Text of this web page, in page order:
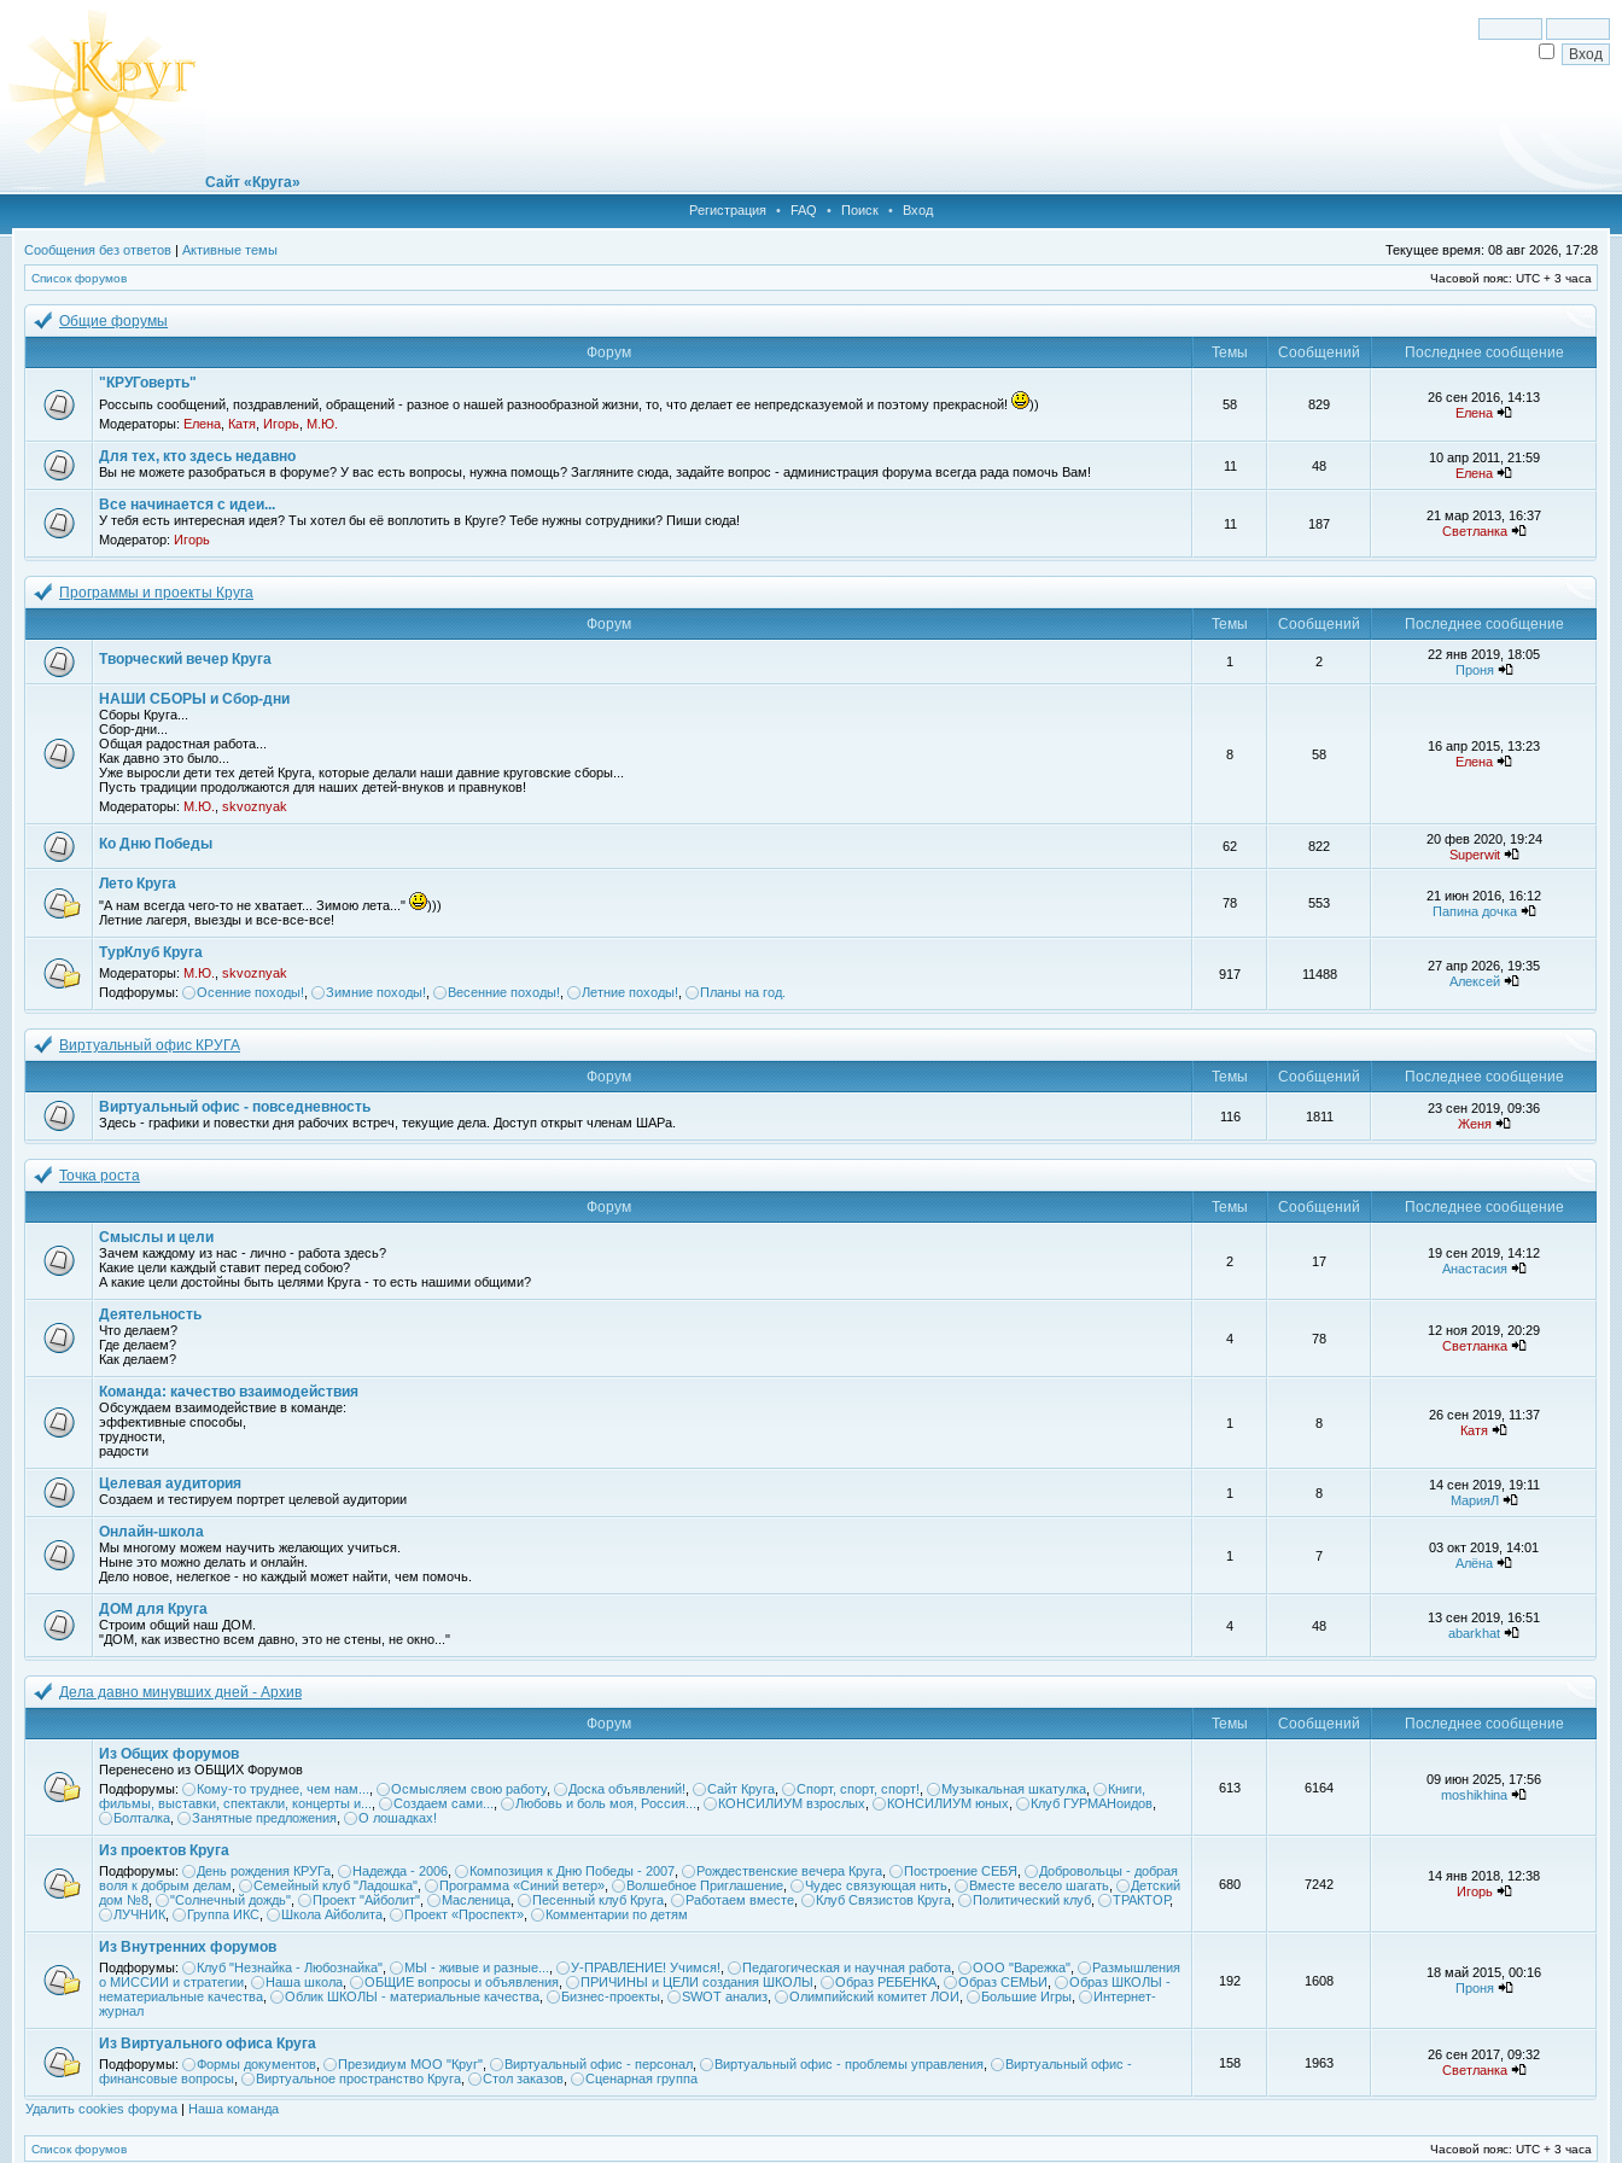
Сайт «Круга»
Регистрация • FAQ • Поиск • Вход
Сообщения без ответов | Активные темы Текущее время: 08 авг 2026, 17:28
Список форумов Часовой пояс: UTC + 3 часа
Общие форумы
Форум
Темы Сообщений
Последнее сообщение
"КРУГоверть"
Россыпь сообщений, поздравлений, обращений - разное о нашей разнообразной жизни, то, что делает ее непредсказуемой и поэтому прекрасной!
))
Модераторы: Елена Катя Игорь М.Ю.
58 829
26 сен 2016, 14:13
Елена
Для тех, кто здесь недавно
Вы не можете разобраться в форуме? У вас есть вопросы, нужна помощь? Загляните сюда, задайте вопрос - администрация форума всегда рада помочь Вам! 11 48
10 апр 2011, 21:59
Елена
Все начинается с идеи...
У тебя есть интересная идея? Ты хотел бы её воплотить в Круге? Тебе нужны сотрудники? Пиши сюда!
Модератор: Игорь
11 187
21 мар 2013, 16:37
Светланка
Программы и проекты Круга
Форум
Темы Сообщений Последнее сообщение
Творческий вечер Круга 1 2
22 янв 2019, 18:05
Проня
НАШИ СБОРЫ и Сбор-дни
Сборы Круга...
Сбор-дни...
Общая радостная работа...
Как давно это было...
Уже выросли дети тех детей Круга, которые делали наши давние круговские сборы...
Пусть традиции продолжаются для наших детей-внуков и правнуков!
Модераторы: М.Ю. skvoznyak
8 58
16 апр 2015, 13:23
Елена
Ко Дню Победы 62 822
20 фев 2020, 19:24
Superwit
Лето Круга
"А нам всегда чего-то не хватает... Зимою лета..."
)))
Летние лагеря, выезды и все-все-все!
78 553
21 июн 2016, 16:12
Папина дочка
ТурКлуб Круга
Модераторы: М.Ю.
skvoznyak
Подфорумы:
Осенние походы! Зимние походы! Весенние походы! Летние походы! Планы на год.
917 11488
27 апр 2026, 19:35
Алексей
Виртуальный офис КРУГА
Форум
Темы Сообщений
Последнее сообщение
Виртуальный офис - повседневность
Здесь - графики и повестки дня рабочих встреч, текущие дела. Доступ открыт членам ШАРа. 116 1811
23 сен 2019, 09:36
Женя
Точка роста
Форум
Темы Сообщений
Последнее сообщение
Смыслы и цели
Зачем каждому из нас - лично - работа здесь?
Какие цели каждый ставит перед собою?
А какие цели достойны быть целями Круга - то есть нашими общими?
2 17
19 сен 2019, 14:12
Анастасия
Деятельность
Что делаем?
Где делаем?
Как делаем?
4 78
12 ноя 2019, 20:29
Светланка
Команда: качество взаимодействия
Обсуждаем взаимодействие в команде:
эффективные способы,
трудности,
радости
1 8
26 сен 2019, 11:37
Катя
Целевая аудитория
Создаем и тестируем портрет целевой аудитории 1 8
14 сен 2019, 19:11
МарияЛ
Онлайн-школа
Мы многому можем научить желающих учиться.
Ныне это можно делать и онлайн.
Дело новое, нелегкое - но каждый может найти, чем помочь.
1 7
03 окт 2019, 14:01
Алёна
ДОМ для Круга
Строим общий наш ДОМ.
"ДОМ, как известно всем давно, это не стены, не окно..."
4 48
13 сен 2019, 16:51
abarkhat
Дела давно минувших дней - Архив
Форум
Темы Сообщений
Последнее сообщение
Из Общих форумов
Перенесено из ОБЩИХ Форумов
Подфорумы:
Кому-то труднее, чем нам... Осмысляем свою работу, Доска объявлений! Сайт Круга Спорт, спорт, спорт! Музыкальная шкатулка
Книги,
фильмы, выставки, спектакли, концерты и...
Создаем сами... Любовь и боль моя, Россия... КОНСИЛИУМ взрослых КОНСИЛИУМ юных Клуб ГУРМАНоидов
Болталка
Занятные предложения О лошадках!
613 6164
09 июн 2025, 17:56
moshikhina
Из проектов Круга
Подфорумы: День рождения КРУГа Надежда - 2006 Композиция к Дню Победы - 2007 Рождественские вечера Круга Построение СЕБЯ
Добровольцы - добрая
воля к добрым делам
Семейный клуб "Ладошка" Программа «Синий ветер» Волшебное Приглашение Чудес связующая нить Вместе весело шагать
Детский
дом №8
"Солнечный дождь" Проект "Айболит" Масленица Песенный клуб Круга Работаем вместе Клуб Связистов Круга Политический клуб ТРАКТОР,
ЛУЧНИК
Группа ИКС Школа Айболита Проект «Проспект» Комментарии по детям
680 7242
14 янв 2018, 12:38
Игорь
Из Внутренних форумов
Подфорумы: Клуб "Незнайка - Любознайка" МЫ - живые и разные... У-ПРАВЛЕНИЕ! Учимся! Педагогическая и научная работа ООО "Варежка"
Размышления
о МИССИИ и стратегии
Наша школа ОБЩИЕ вопросы и объявления ПРИЧИНЫ и ЦЕЛИ создания ШКОЛЫ Образ РЕБЕНКА Образ СЕМЬИ
Образ ШКОЛЫ -
нематериальные качества
Облик ШКОЛЫ - материальные качества Бизнес-проекты SWOT анализ Олимпийский комитет ЛОИ Большие Игры
Интернет-
журнал
192 1608
18 май 2015, 00:16
Проня
Из Виртуального офиса Круга
Подфорумы: Формы документов Президиум МОО "Круг" Виртуальный офис - персонал Виртуальный офис - проблемы управления
Виртуальный офис -
финансовые вопросы
Виртуальное пространство Круга Стол заказов Сценарная группа
158 1963
26 сен 2017, 09:32
Светланка
Удалить cookies форума | Наша команда
Список форумов Часовой пояс: UTC + 3 часа